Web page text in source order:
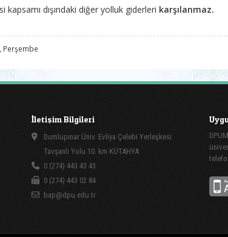
dışındaki diğer yolluk giderleri karşılanmaz.
Perşembe
İletişim Bilgileri
Dumlupınar Üniv. Evliya Çelebi Yerleşkesi
Tavşanlı Yolu 10. km KÜTAHYA
0 (274) 443 43 43
0 (274) 443 02 84
bap@dpu.edu.tr